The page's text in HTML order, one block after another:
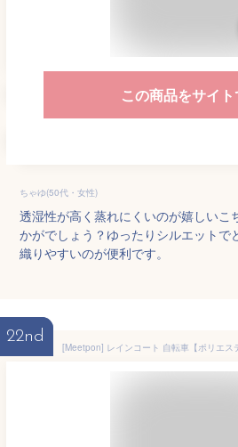
この商品をサイ
ちゃゆ(50代・女性)
透湿性が高く蒸れにくいのが嬉しいこ
かがでしょう？ゆったりシルエットで
織りやすいのが便利です。
22nd